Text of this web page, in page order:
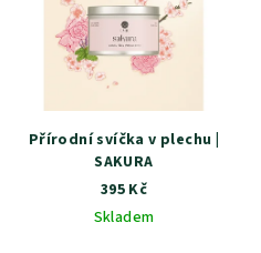
Přírodní svíčka v plechu |
SAKURA
395 Kč
Skladem